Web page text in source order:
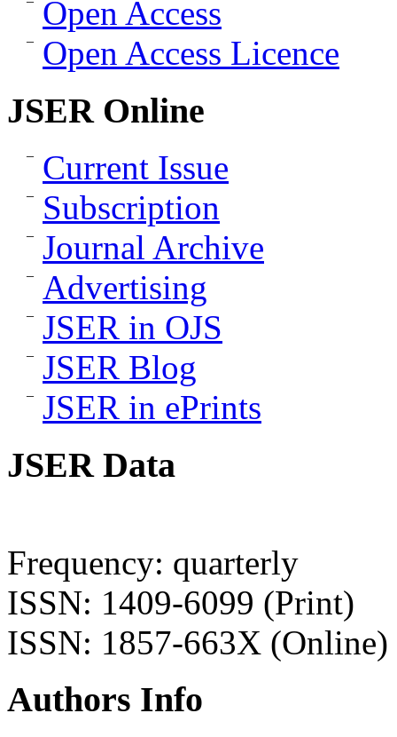
Open Access
Open Access Licence
JSER Online
Current Issue
Subscription
Journal Archive
Advertising
JSER in OJS
JSER Blog
JSER in ePrints
JSER Data
Frequency: quarterly
ISSN: 1409-6099 (Print)
ISSN: 1857-663X (Online)
Authors Info